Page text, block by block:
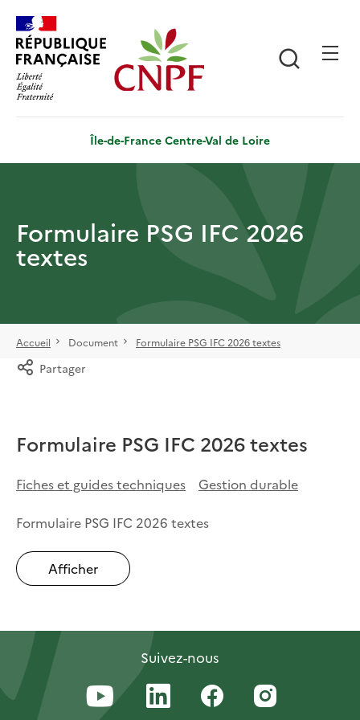
contenu
principal
Île-de-France Centre-Val de Loire
Formulaire PSG IFC 2026
textes
Accueil Document Formulaire PSG IFC 2026 textes
Partager
Formulaire PSG IFC 2026 textes
Fiches et guides techniques Gestion durable
Formulaire PSG IFC 2026 textes
Afficher
Suivez-nous